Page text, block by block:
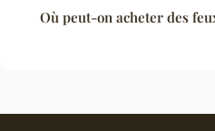
Où peut-on acheter des